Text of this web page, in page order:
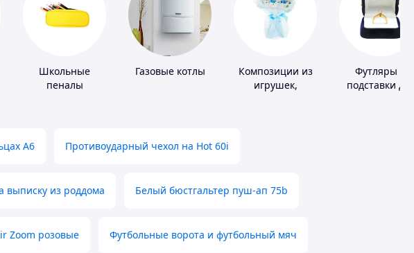
Школьные
пеналы
Газовые котлы
Композиции из
игрушек,
Футляры и
подставки
А6 Противоударный чехол на Hot 60i
выписку из роддома Белый бюстгальтер пуш-ап 75b
Zoom розовые Футбольные ворота и футбольный мяч